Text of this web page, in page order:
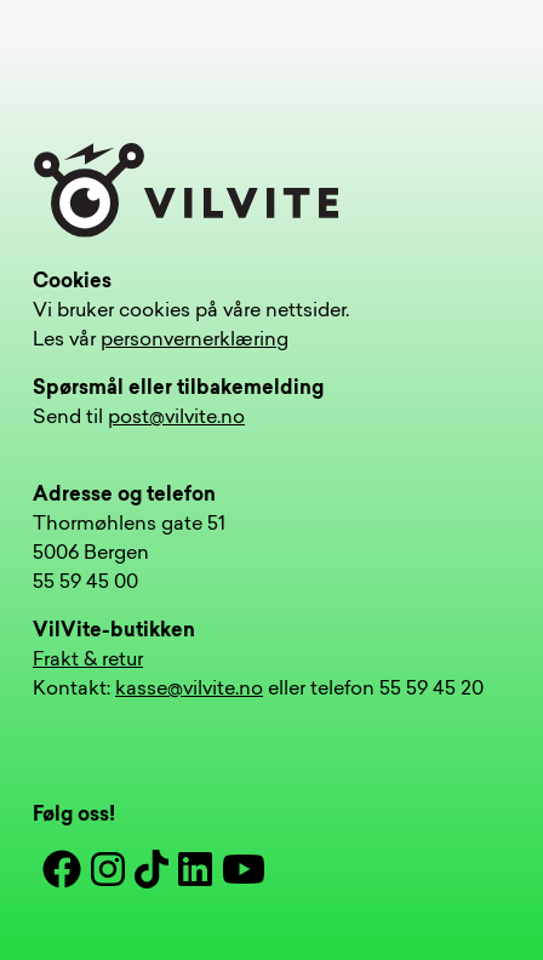
Cookies
Vi bruker cookies på våre nettsider.
Les vår personvernerklæring
Spørsmål eller tilbakemelding
Send til post@vilvite.no
Adresse og telefon
Thormøhlens gate 51
5006 Bergen
55 59 45 00
VilVite-butikken
Frakt & retur
Kontakt: kasse@vilvite.no eller telefon 55 59 45 20
Følg oss!
FacebookInstagram
TiktokLinkedinYoutube